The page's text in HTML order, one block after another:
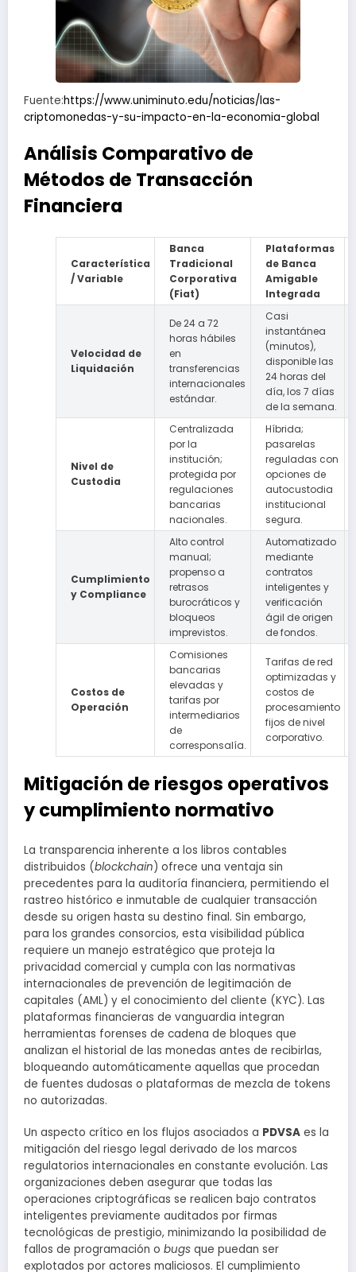
Fuente:https://www.uniminuto.edu/noticias/las-
criptomonedas-y-su-impacto-en-la-economia-global
Análisis Comparativo de
Métodos de Transacción
Financiera
Característica
/ Variable
Banca
Tradicional
Corporativa
(Fiat)
Plataformas
de Banca
Amigable
Integrada
Velocidad de
Liquidación
De 24 a 72
horas hábiles
en
transferencias
internacionales
estándar.
Casi
instantánea
(minutos),
disponible las
24 horas del
día, los 7 días
de la semana.
Nivel de
Custodia
Centralizada
por la
institución;
protegida por
regulaciones
bancarias
nacionales.
Híbrida;
pasarelas
reguladas con
opciones de
autocustodia
institucional
segura.
Cumplimiento
y Compliance
Alto control
manual;
propenso a
retrasos
burocráticos y
bloqueos
imprevistos.
Automatizado
mediante
contratos
inteligentes y
verificación
ágil de origen
de fondos.
Costos de
Operación
Comisiones
bancarias
elevadas y
tarifas por
intermediarios
de
corresponsalía.
Tarifas de red
optimizadas y
costos de
procesamiento
fijos de nivel
corporativo.
Mitigación de riesgos operativos
y cumplimiento normativo
La transparencia inherente a los libros contables
distribuidos (blockchain) ofrece una ventaja sin
precedentes para la auditoría financiera, permitiendo el
rastreo histórico e inmutable de cualquier transacción
desde su origen hasta su destino final. Sin embargo,
para los grandes consorcios, esta visibilidad pública
requiere un manejo estratégico que proteja la
privacidad comercial y cumpla con las normativas
internacionales de prevención de legitimación de
capitales (AML) y el conocimiento del cliente (KYC). Las
plataformas financieras de vanguardia integran
herramientas forenses de cadena de bloques que
analizan el historial de las monedas antes de recibirlas,
bloqueando automáticamente aquellas que procedan
de fuentes dudosas o plataformas de mezcla de tokens
no autorizadas.
Un aspecto crítico en los flujos asociados a PDVSA es la
mitigación del riesgo legal derivado de los marcos
regulatorios internacionales en constante evolución. Las
organizaciones deben asegurar que todas las
operaciones criptográficas se realicen bajo contratos
inteligentes previamente auditados por firmas
tecnológicas de prestigio, minimizando la posibilidad de
fallos de programación o bugs que puedan ser
explotados por actores maliciosos. El cumplimiento